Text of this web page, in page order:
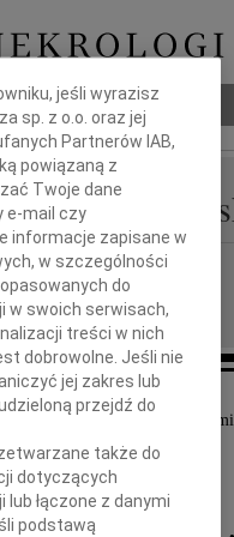
przyjęliśmy wiadomość o
jeśli wyrazisz
sp. z o.o. oraz jej
Partnerów IAB,
powiązaną z
Twoje dane
e-mail czy
informacje zapisane w
w szczególności
do
w swoich serwisach,
treści w nich
dobrowolne. Jeśli nie
jej zakres lub
przejdź do
także do
dotyczących
łączone z danymi
podstawą